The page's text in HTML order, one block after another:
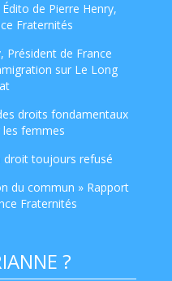
de Pierre Henry,
Fraternités
Président de France
sur Le Long
droits fondamentaux
femmes
droit toujours refusé
du commun » Rapport
Fraternités
?